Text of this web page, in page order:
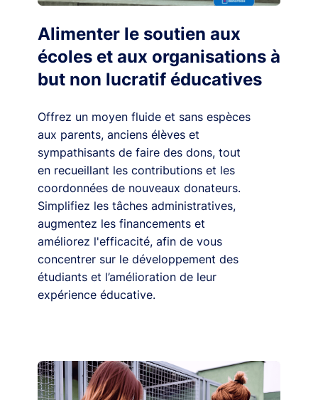
Alimenter le soutien aux
écoles et aux organisations à
but non lucratif éducatives
Offrez un moyen fluide et sans espèces
aux parents, anciens élèves et
sympathisants de faire des dons, tout
en recueillant les contributions et les
coordonnées de nouveaux donateurs.
Simplifiez les tâches administratives,
augmentez les financements et
améliorez l'efficacité, afin de vous
concentrer sur le développement des
étudiants et l’amélioration de leur
expérience éducative.